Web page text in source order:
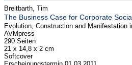
Breitbarth, Tim
The Business Case for Corporate
Evolution, Construction and Manifestation
AVMpress
290 Seiten
21 x 14,8 x 2 cm
Softcover